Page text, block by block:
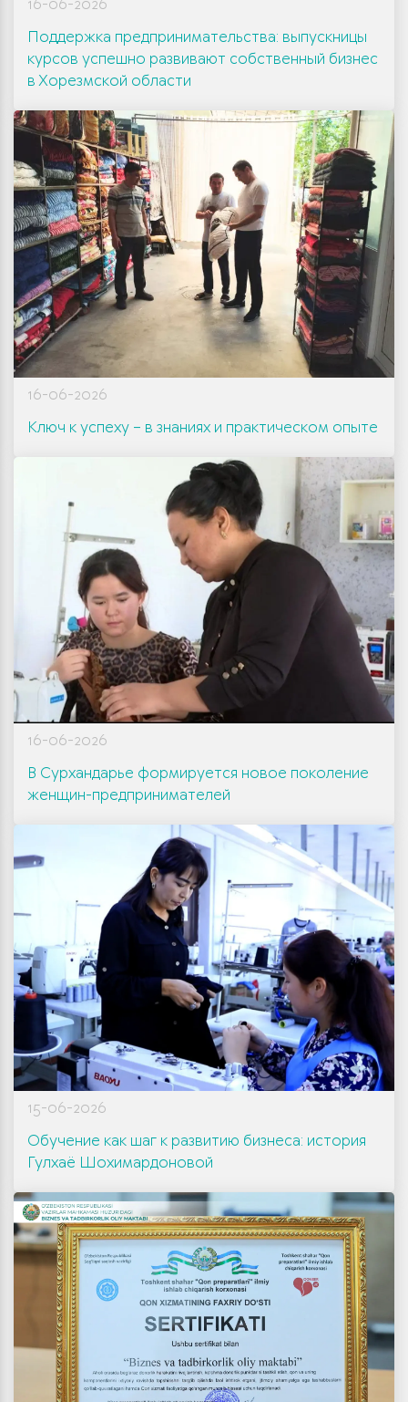
16-06-2026
Поддержка предпринимательства: выпускницы
курсов успешно развивают собственный бизнес
в Хорезмской области
16-06-2026
Ключ к успеху – в знаниях и практическом опыте
16-06-2026
В Сурхандарье формируется новое поколение
женщин-предпринимателей
15-06-2026
Обучение как шаг к развитию бизнеса: история
Гулхаё Шохимардоновой